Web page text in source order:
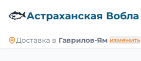
🐟Астраханская Вобла
Доставка в Гаврилов-Ям изменить